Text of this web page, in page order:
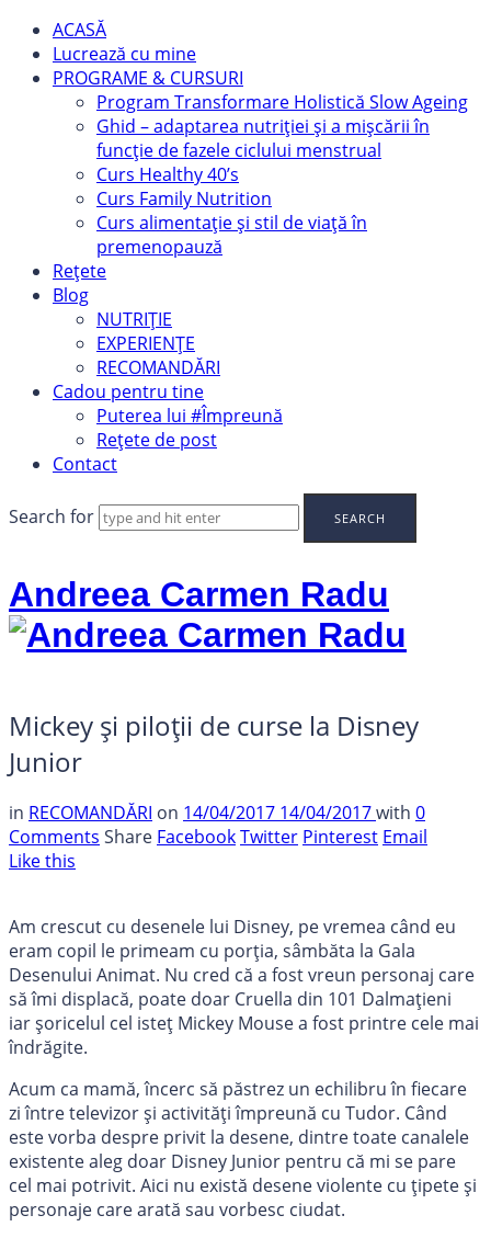
ACASĂ
Lucrează cu mine
PROGRAME & CURSURI
Program Transformare Holistică Slow Ageing
Ghid – adaptarea nutriției și a mișcării în
funcție de fazele ciclului menstrual
Curs Healthy 40’s
Curs Family Nutrition
Curs alimentație și stil de viață în
premenopauză
Rețete
Blog
NUTRIȚIE
EXPERIENȚE
RECOMANDĂRI
Cadou pentru tine
Puterea lui #Împreună
Rețete de post
Contact
Search for
Andreea Carmen Radu
Mickey și piloții de curse la Disney
Junior
in RECOMANDĂRI on 14/04/2017 14/04/2017with 0
Comments Share FacebookTwitter Pinterest Email
Like this
Am crescut cu desenele lui Disney, pe vremea când eu
eram copil le primeam cu porția, sâmbăta la Gala
Desenului Animat. Nu cred că a fost vreun personaj care
să îmi displacă, poate doar Cruella din 101 Dalmațieni
iar șoricelul cel isteț Mickey Mouse a fost printre cele mai
îndrăgite.
Acum ca mamă, încerc să păstrez un echilibru în fiecare
zi între televizor și activități împreună cu Tudor. Când
este vorba despre privit la desene, dintre toate canalele
existente aleg doar Disney Junior pentru că mi se pare
cel mai potrivit. Aici nu există desene violente cu țipete și
personaje care arată sau vorbesc ciudat.